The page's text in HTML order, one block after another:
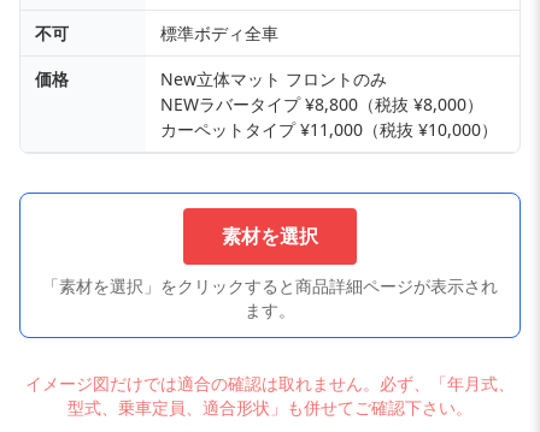
不可
標準ボディ全車
価格
New立体マット フロントのみ
NEWラバータイプ ¥8,800（税抜 ¥8,000）
カーペットタイプ ¥11,000（税抜 ¥10,000）
素材を選択
「素材を選択」をクリックすると商品詳細ページが表示され
ます。
イメージ図だけでは適合の確認は取れません。必ず、「年月式、
型式、乗車定員、適合形状」も併せてご確認下さい。